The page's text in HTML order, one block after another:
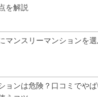
を解説
マンスリーマンションを
ョンは危険？口コミでや